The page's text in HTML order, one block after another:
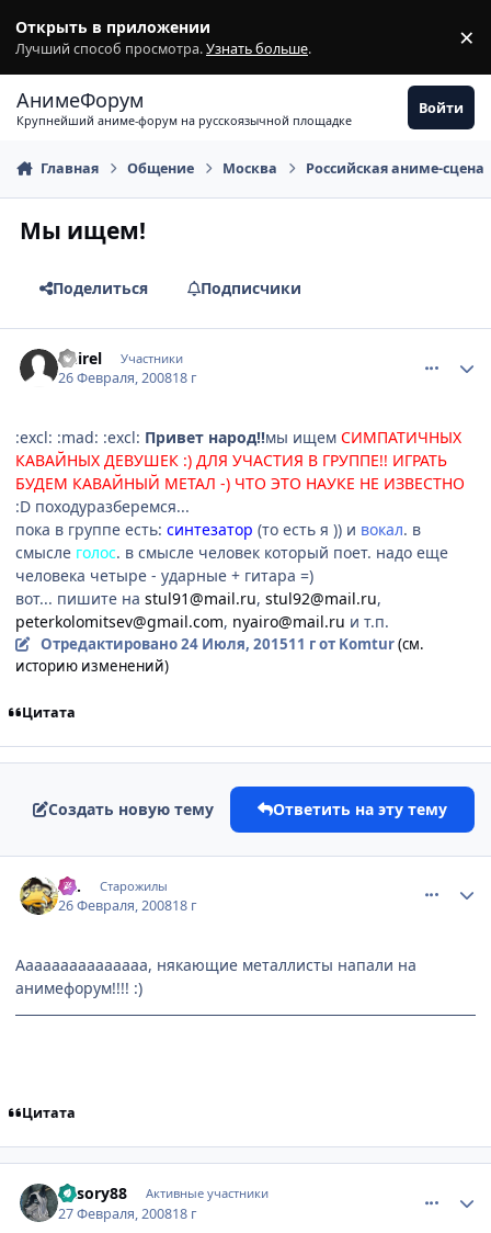
Открыть в приложении
Лучший способ просмотра.Узнать больше. ×
АнимеФорум
Крупнейший аниме-форум на русскоязычной площадке
Войти
Главная Общение Москва Российская аниме-сцена
Мы ищем!
Поделиться Подписчики
Deirel Участники
26 Февраля, 200818 г
:excl: :mad: :excl: Привет народ!!мы ищем СИМПАТИЧНЫХ
КАВАЙНЫХ ДЕВУШЕК :) ДЛЯ УЧАСТИЯ В ГРУППЕ!! ИГРАТЬ
БУДЕМ КАВАЙНЫЙ МЕТАЛ -) ЧТО ЭТО НАУКЕ НЕ ИЗВЕСТНО
:D походуразберемся...
пока в группе есть: синтезатор (то есть я )) и вокал. в
смысле голос. в смысле человек который поет. надо еще
человека четыре - ударные + гитара =)
вот... пишите на stul91@mail.ru, stul92@mail.ru,
peterkolomitsev@gmail.com, nyairo@mail.ru и т.п.
Отредактировано24 Июля, 201511 гот Komtur(см.
историю изменений)
Цитата
Создать новую тему Ответить на эту тему
Az. Старожилы
26 Февраля, 200818 г
Ааааааааааааааа, някающие металлисты напали на
анимефорум!!!! :)
Цитата
Vasory88 Активные участники
27 Февраля, 200818 г